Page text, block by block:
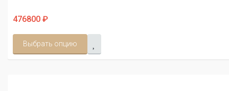
476800 ₽
Выбрать опцию